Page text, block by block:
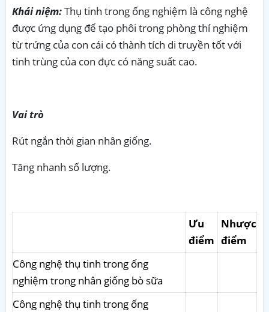
Khái niệm:Thụ tinh trong ống nghiệm là công nghệ
được ứng dụng để tạo phôi trong phòng thí nghiệm
từ trứng của con cái có thành tích di truyền tốt với
tinh trùng của con đực có năng suất cao.
Vai trò
Rút ngắn thời gian nhân giống.
Tăng nhanh số lượng.
Ưu
điểm
Nhược
điểm
Công nghệ thụ tinh trong ống
nghiệm trong nhân giống bò sữa
Công nghệ thụ tinh trong ống